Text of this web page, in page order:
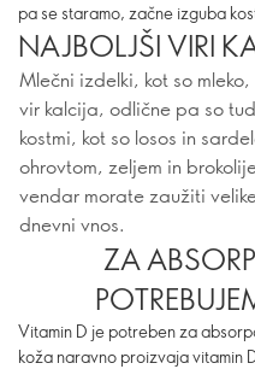
pa se staramo, začne izguba
NAJBOLJŠI VIRI
Mlečni izdelki, kot so
vir kalcija, odlične pa so
kostmi, kot so losos in
ohrovtom, zeljem in
vendar morate zaužiti
dnevni vnos.
ZA
Vitamin D je potreben za
koža naravno proizvaja vitamin